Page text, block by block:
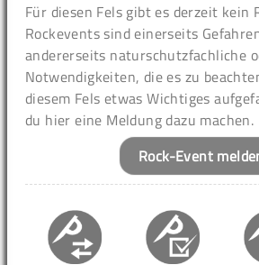
Für diesen Fels gibt es derzeit kein
Rockevents sind einerseits
andererseits naturschutzfachliche
Notwendigkeiten, die es zu
diesem Fels etwas Wichtiges
du hier eine Meldung dazu machen.
Rock-Event